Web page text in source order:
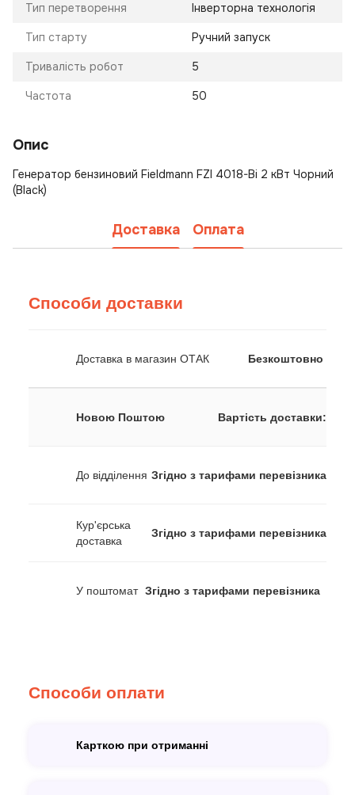
Тип перетворення Інверторна технологія
Тип старту Ручний запуск
Тривалість робот 5
Частота 50
Опис
Генератор бензиновий Fieldmann FZI 4018-Bi 2 кВт Чорний
(Black)
Доставка Оплата
Способи доставки
Доставка в магазин ОТАК Безкоштовно
Новою Поштою Вартість доставки:
До відділення Згідно з тарифами перевізника
Кур'єрська
доставка
Згідно з тарифами перевізника
У поштомат Згідно з тарифами перевізника
Способи оплати
Карткою при отриманні